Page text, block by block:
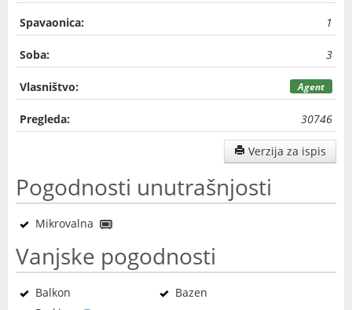
Spavaonica: 1
Soba: 3
Vlasništvo: Agent
Pregleda: 30746
Verzija za ispis
Pogodnosti unutrašnjosti
Mikrovalna
Vanjske pogodnosti
Balkon
Bazen